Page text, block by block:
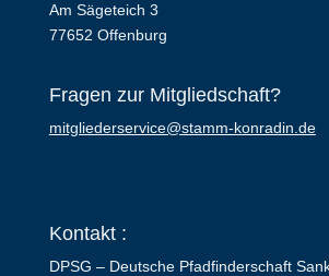
Am Sägeteich 3
77652 Offenburg
Fragen zur Mitgliedschaft?
mitgliederservice@stamm-konradin.de
Kontakt :
DPSG – Deutsche Pfadfinderschaft